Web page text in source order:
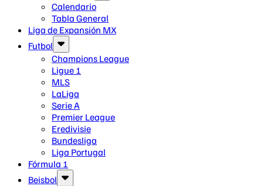
Calendario
Tabla General
Liga de Expansión MX
Futbol
Champions League
Ligue 1
MLS
LaLiga
Serie A
Premier League
Eredivisie
Bundesliga
Liga Portugal
Fórmula 1
Beisbol